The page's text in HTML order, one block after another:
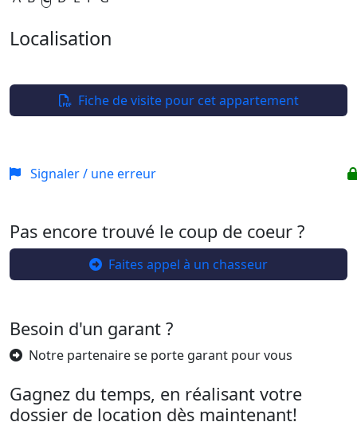
Localisation
Fiche de visite pour cet appartement
Signaler / une erreur
Pas encore trouvé le coup de coeur ?
Faites appel à un chasseur
Besoin d'un garant ?
Notre partenaire se porte garant pour vous
Gagnez du temps, en réalisant votre
dossier de location dès maintenant!